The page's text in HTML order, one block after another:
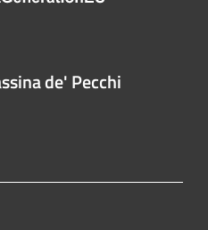
de' Pecchi